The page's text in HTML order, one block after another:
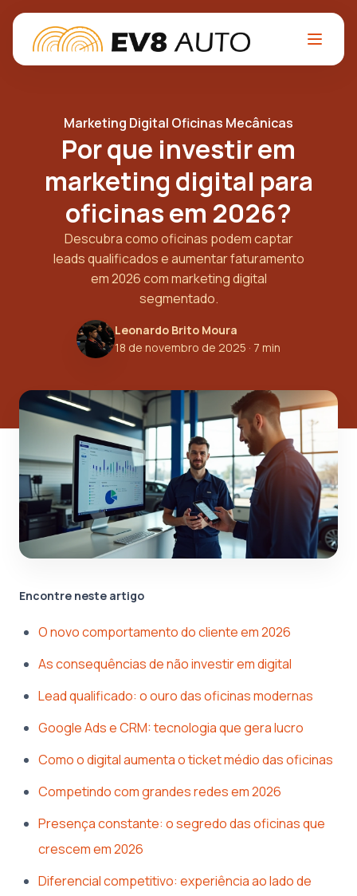
Marketing Digital Oficinas Mecânicas
Por que investir em
marketing digital para
oficinas em 2026?
Descubra como oficinas podem captar
leads qualificados e aumentar faturamento
em 2026 com marketing digital
segmentado.
Leonardo Brito Moura
18 de novembro de 2025 · 7 min
Encontre neste artigo
O novo comportamento do cliente em 2026
As consequências de não investir em digital
Lead qualificado: o ouro das oficinas modernas
Google Ads e CRM: tecnologia que gera lucro
Como o digital aumenta o ticket médio das oficinas
Competindo com grandes redes em 2026
Presença constante: o segredo das oficinas que
crescem em 2026
Diferencial competitivo: experiência ao lado de